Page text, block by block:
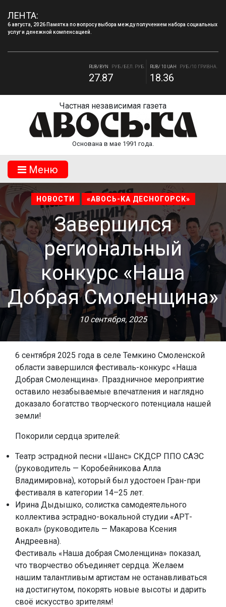
ЛЕНТА:
6 августа, 2026 Памятка по вопросу выбора между получением набора социальных
услуг и денежной компенсацией.
RUB/BYN РУБ./БЕЛ. РУБ.
27.87
RUB/ 10 UAH РУБ./10 ГРИВНА.
18.36
82.17 94.84
Частная независимая газета
Основана в мае 1991 года.
Mеню
НОВОСТИ «АВОСЬ-КА ДЕСНОГОРСК»
Завершился
региональный
конкурс «Наша
Добрая Смоленщина»
10 сентября, 2025
6 сентября 2025 года в селе Темкино Смоленской
области завершился фестиваль-конкурс «Наша
Добрая Смоленщина». Праздничное мероприятие
оставило незабываемые впечатления и наглядно
доказало богатство творческого потенциала нашей
земли!
Покорили сердца зрителей:
Театр эстрадной песни «Шанс» СКДСР ППО САЭС
(руководитель — Коробейникова Алла
Владимировна), который был удостоен Гран-при
фестиваля в категории 14–25 лет.
Ирина Дыдышко, солистка самодеятельного
коллектива эстрадно-вокальной студии «АРТ-
вокал» (руководитель — Макарова Ксения
Андреевна).
Фестиваль «Наша добрая Смоленщина» показал,
что творчество объединяет сердца. Желаем
нашим талантливым артистам не останавливаться
на достигнутом, покорять новые высоты и дарить
своё искусство зрителям!